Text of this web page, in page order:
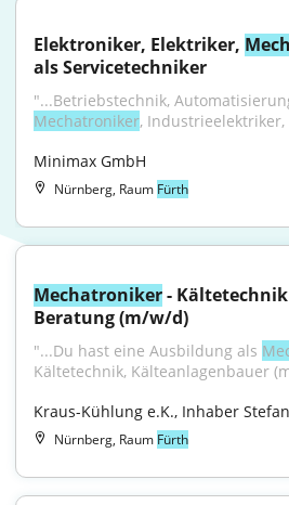
Elektroniker, Elektriker,
als Servicetechniker
Mechatroniker,
Minimax GmbH
Nürnberg, Raum Fürth
Mechatroniker -
Beratung (m/w/d)
"...Du hast eine Ausbildung als
Kältetechnik, Kälteanlagenbauer
Kraus-Kühlung e.K., Inhaber
Nürnberg, Raum Fürth